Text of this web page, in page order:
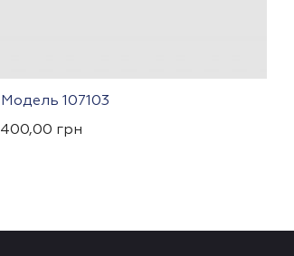
Модель 107103
400,00 грн